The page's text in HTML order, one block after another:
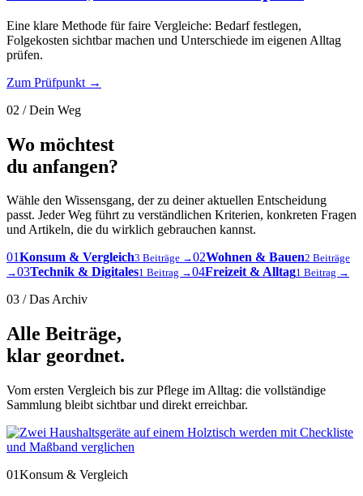
Eine klare Methode für faire Vergleiche: Bedarf festlegen,
Folgekosten sichtbar machen und Unterschiede im eigenen Alltag
prüfen.
Zum Prüfpunkt →
02 / Dein Weg
Wo möchtest
du anfangen?
Wähle den Wissensgang, der zu deiner aktuellen Entscheidung
passt. Jeder Weg führt zu verständlichen Kriterien, konkreten Fragen
und Artikeln, die du wirklich gebrauchen kannst.
01Konsum & Vergleich3 Beiträge →02Wohnen & Bauen2 Beiträge
→03Technik & Digitales1 Beitrag →04Freizeit & Alltag1 Beitrag →
03 / Das Archiv
Alle Beiträge,
klar geordnet.
Vom ersten Vergleich bis zur Pflege im Alltag: die vollständige
Sammlung bleibt sichtbar und direkt erreichbar.
01Konsum & Vergleich